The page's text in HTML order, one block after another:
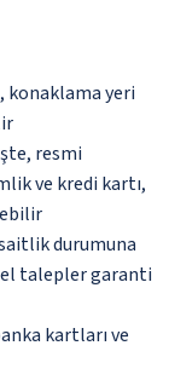
konaklama yeri
resmi
ve kredi kartı,
durumuna
talepler garanti
kartları ve